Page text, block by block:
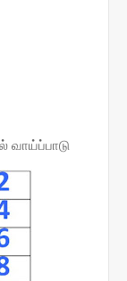
வாய்ப்பாடு